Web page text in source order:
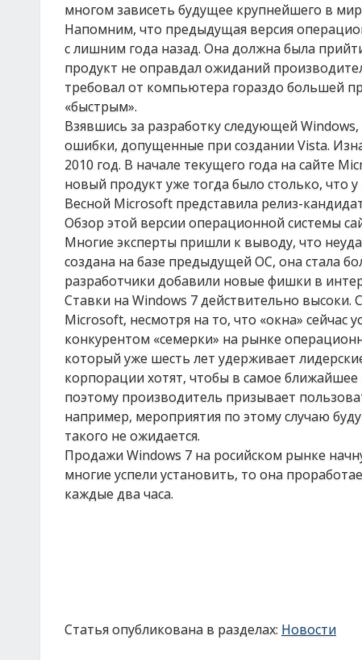
многом зависеть будущее крупнейшего в
Напомним, что предыдущая версия
с лишним года назад. Она должна была
продукт не оправдал ожиданий
требовал от компьютера гораздо большей
«быстрым».
Взявшись за разработку следующей
ошибки, допущенные при создании Vista.
2010 год. В начале текущего года на сайте
новый продукт уже тогда было столько, что
Весной Microsoft представила релиз-
Обзор этой версии операционной системы
Многие эксперты пришли к выводу, что
создана на базе предыдущей ОС, она стала
разработчики добавили новые фишки в
Ставки на Windows 7 действительно
Microsoft, несмотря на то, что «окна» сейчас
конкурентом «семерки» на рынке
который уже шесть лет удерживает
корпорации хотят, чтобы в самое
поэтому производитель призывает
например, мероприятия по этому случаю
такого не ожидается.
Продажи Windows 7 на росийском рынке
многие успели установить, то она
каждые два часа.
Статья опубликована в разделах: Новости